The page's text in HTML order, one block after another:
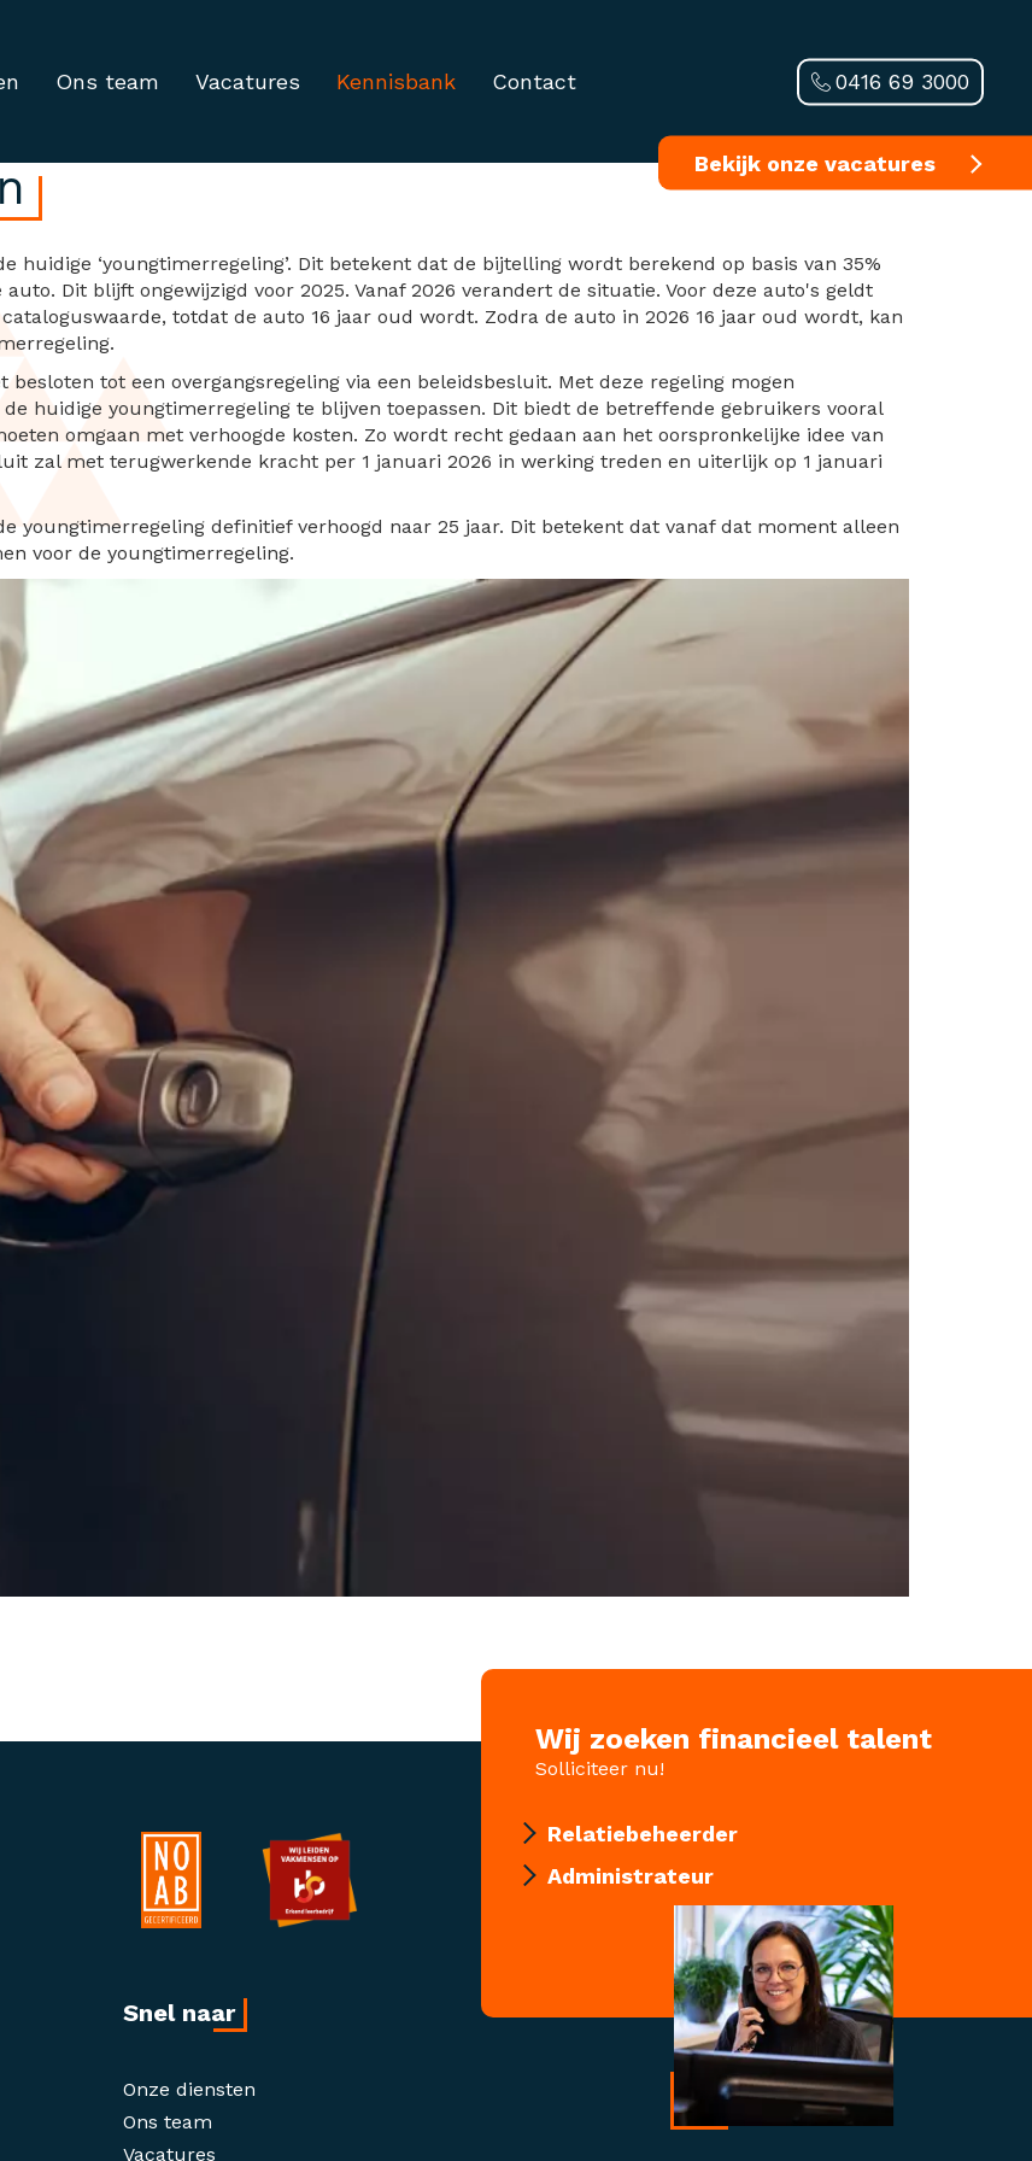
Ons team Vacatures Kennisbank Contact
Bekijk onze vacatures
0416 69 3000
voor auto’s die dit
huidige ‘youngtimerregeling’. Dit betekent dat de bijtelling wordt berekend op basis van 35%
Dit blijft ongewijzigd voor 2025. Vanaf 2026 verandert de situatie. Voor deze auto's geldt
totdat de auto 16 jaar oud wordt. Zodra de auto in 2026 16 jaar oud wordt, kan
tot een overgangsregeling via een beleidsbesluit. Met deze regeling mogen
huidige youngtimerregeling te blijven toepassen. Dit biedt de betreffende gebruikers vooral
omgaan met verhoogde kosten. Zo wordt recht gedaan aan het oorspronkelijke idee van
zal met terugwerkende kracht per 1 januari 2026 in werking treden en uiterlijk op 1 januari
youngtimerregeling definitief verhoogd naar 25 jaar. Dit betekent dat vanaf dat moment alleen
voor de youngtimerregeling.
Wij zoeken financieel talent
Solliciteer nu!
Relatiebeheerder
Administrateur
Snel naar
Onze diensten
Ons team
Vacatures